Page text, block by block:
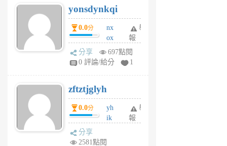
6
個
月
前
yonsdynkqi
0.0分
nx
ox
rh
pe
月
前
舉
報
分享
697點閱
0 評論/給分
1
zftztjglyh
0.0分
yh
ik
舉
報
分享
2581點閱